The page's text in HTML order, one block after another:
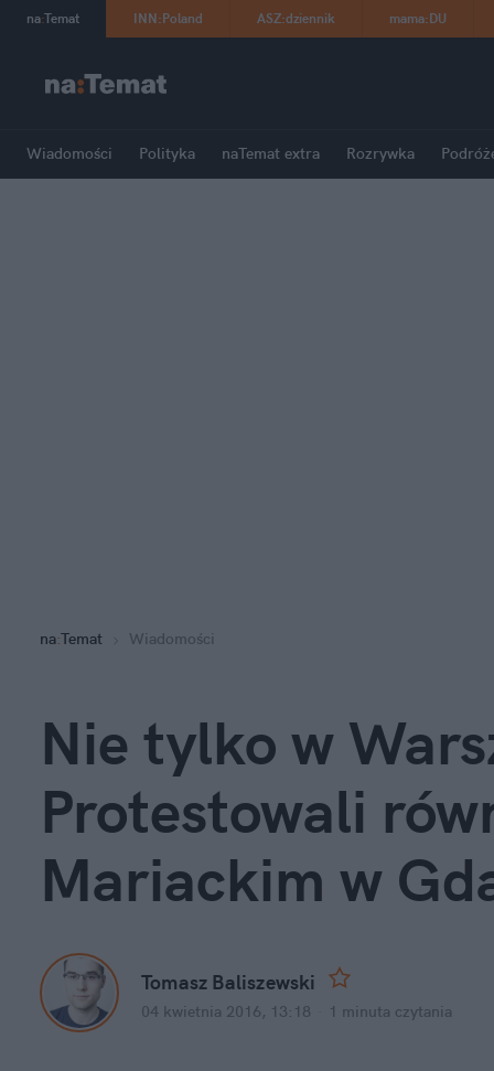
na:Temat INN:Poland ASZ:dziennik mama:DU
Wiadomości Polityka naTemat extra Rozrywka
na:Temat Wiadomości
Nie tylko w
Protestowali
Mariackim w
Tomasz Baliszewski
04 kwietnia 2016, 13:18 1 minuta czytania